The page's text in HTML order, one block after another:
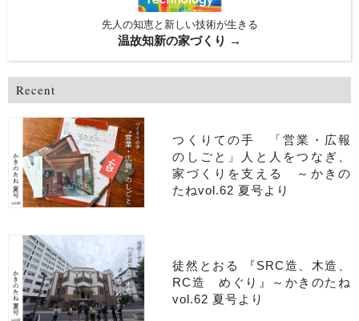
先人の知恵と新しい技術が生きる
温故知新の家づくり →
Recent
つくりての手 「営業・広報
のしごと」人と人をつなぎ、
家づくりを支える ～かきの
たねvol.62 夏号より
徒然とおる 『SRC造、木造、
RC造 めぐり』～かきのたね
vol.62 夏号より